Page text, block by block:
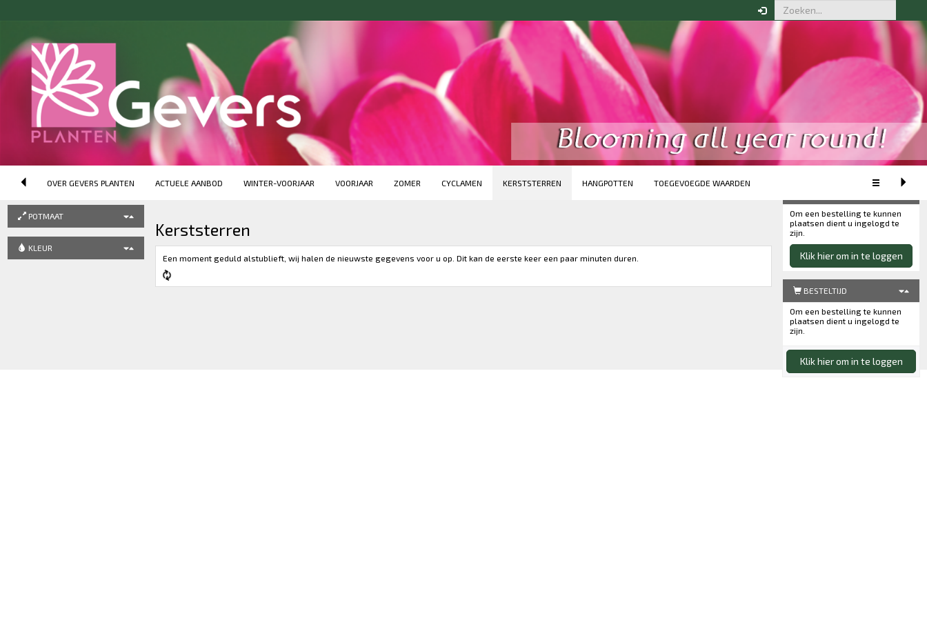
OVER GEVERS PLANTEN ACTUELE AANBOD WINTER-VOORJAAR VOORJAAR ZOMER CYCLAMEN KERSTSTERREN HANGPOTTEN TOEGEVOEGDE WAARDEN
Kerststerren
Een moment geduld alstublieft, wij halen de nieuwste gegevens voor u op. Dit kan de eerste keer een paar minuten duren.
VOLGORDE
Productnaam (oplopend)
OMSCHRIJVING (ZOEKEN)
PRODUCTGROEP
POTMAAT
KLEUR
WEERGAVE
XS S M L XL
Uitgebreide weergave
Minimale weergave
Om een bestelling te kunnen
plaatsen dient u ingelogd te
zijn.
Klik hier om in te loggen
BESTELTIJD
Om een bestelling te kunnen
plaatsen dient u ingelogd te
zijn.
Klik hier om in te loggen